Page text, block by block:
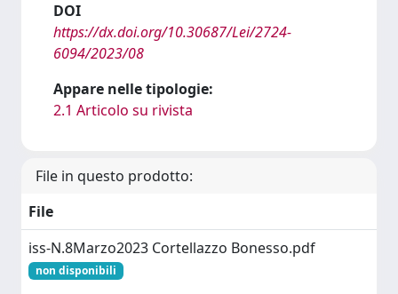
DOI
https://dx.doi.org/10.30687/Lei/2724-
6094/2023/08
Appare nelle tipologie:
2.1 Articolo su rivista
File in questo prodotto:
File
iss-N.8Marzo2023 Cortellazzo Bonesso.pdf
non disponibili